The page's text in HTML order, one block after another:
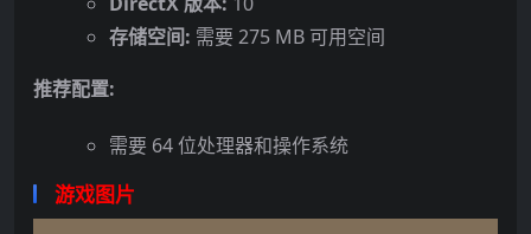
存储空间: 需要 275 MB 可用空间
推荐配置:
需要 64 位处理器和操作系统
游戏图片